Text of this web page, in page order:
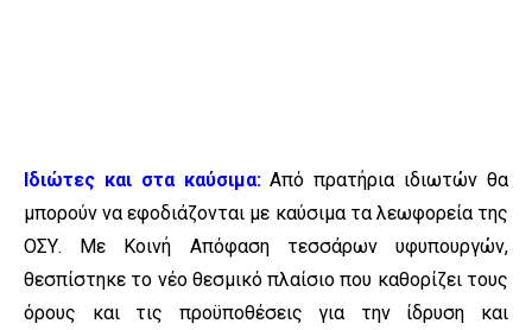
Ιδιώτες και στα καύσιμα: Από πρατήρια ιδιωτών θα
μπορούν να εφοδιάζονται με καύσιμα τα λεωφορεία της
ΟΣΥ. Με Κοινή Απόφαση τεσσάρων υφυπουργών,
θεσπίστηκε το νέο θεσμικό πλαίσιο που καθορίζει τους
όρους και τις προϋποθέσεις για την ίδρυση και